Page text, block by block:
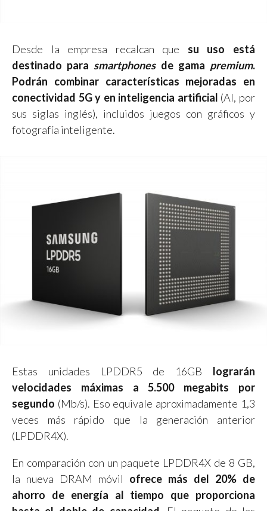
Desde la empresa recalcan que su uso está
destinado para smartphonesde gama premium.
Podrán combinar características mejoradas en
conectividad 5G y en inteligencia artificial (AI, por
sus siglas inglés), incluidos juegos con gráficos y
fotografía inteligente.
Estas unidades LPDDR5 de 16GB lograrán
velocidades máximas a 5.500 megabits por
segundo (Mb/s). Eso equivale aproximadamente 1,3
veces más rápido que la generación anterior
(LPDDR4X).
En comparación con un paquete LPDDR4X de 8 GB,
la nueva DRAM móvil ofrece más del 20% de
ahorro de energía al tiempo que proporciona